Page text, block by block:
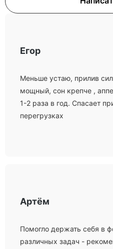
Егор
Меньше устаю, прилив
мощный, сон крепче ,
1-2 раза в год. Спасает
перегрузках
Артём
Помогло держать себя в
различных задач -